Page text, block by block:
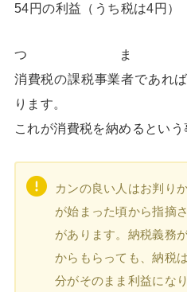
54円の利益（うち税は4円）
つま
消費税の課税事業者であれ
ります。
これが消費税を納めるという
カンの良い人はお判り
が始まった頃から指摘
があります。納税義務
からもらっても、納税
分がそのまま利益になり